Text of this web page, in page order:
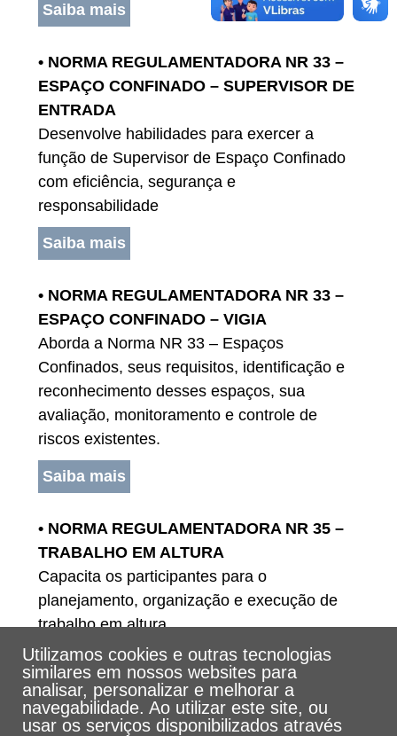
Saiba mais
• NORMA REGULAMENTADORA NR 33 –
ESPAÇO CONFINADO – SUPERVISOR DE
ENTRADA
Desenvolve habilidades para exercer a
função de Supervisor de Espaço Confinado
com eficiência, segurança e
responsabilidade
Saiba mais
• NORMA REGULAMENTADORA NR 33 –
ESPAÇO CONFINADO – VIGIA
Aborda a Norma NR 33 – Espaços
Confinados, seus requisitos, identificação e
reconhecimento desses espaços, sua
avaliação, monitoramento e controle de
riscos existentes.
Saiba mais
• NORMA REGULAMENTADORA NR 35 –
TRABALHO EM ALTURA
Capacita os participantes para o
planejamento, organização e execução de
trabalho em altura.
Saiba mais
Utilizamos cookies e outras tecnologias
similares em nossos websites para
analisar, personalizar e melhorar a
navegabilidade. Ao utilizar este site, ou
usar os serviços disponibilizados através